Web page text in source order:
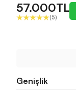
57.000TL
(5)
Genişlik